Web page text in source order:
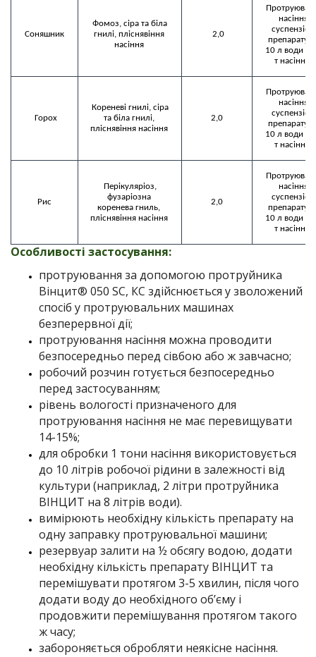
Соняшник
Фомоз, сіра та біла
гнилі, пліснявіння
насіння
2,0
насіння
суспензією
препарату
10 л води на
т насіння)
Горох
Кореневі гнилі, сіра
та біла гнилі,
пліснявіння насіння
2,0
насіння
суспензією
препарату
10 л води на
т насіння)
Рис
Перікуляріоз,
фузаріозна
коренева гниль,
пліснявіння насіння
2,0
насіння
суспензією
препарату
10 л води на
т насіння)
Особливості застосування:
протруювання за допомогою протруйника
Вінцит® 050 SC, КС здійснюється у зволожений
спосіб у протруювальних машинах
безперервної дії;
протруювання насіння можна проводити
безпосередньо перед сівбою або ж завчасно;
робочий розчин готується безпосередньо
перед застосуванням;
рівень вологості призначеного для
протруювання насіння не має перевищувати
14-15%;
для обробки 1 тони насіння використовується
до 10 літрів робочої рідини в залежності від
культури (наприклад, 2 літри протруйника
ВІНЦИТ на 8 літрів води).
вимірюють необхідну кількість препарату на
одну заправку протруювальної машини;
резервуар залити на ½ обсягу водою, додати
необхідну кількість препарату ВІНЦИТ та
перемішувати протягом 3-5 хвилин, після чого
додати воду до необхідного об’єму і
продовжити перемішування протягом такого
ж часу;
забороняється обробляти неякісне насіння.